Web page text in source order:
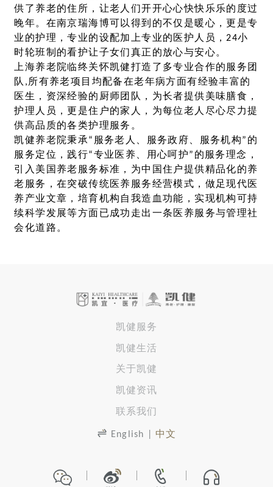
供了养老的住所，让老人们开开心心快快乐乐的度过
晚年。在南京瑞海博可以得到的不仅是暖心，更是专
业的护理，专业的设配加上专业的医护人员，24小
时轮班制的看护让子女们真正的放心与安心。
上海养老院临终关怀凯健打造了多专业合作的服务团
队,所有养老项目均配备在老年病方面有经验丰富的
医生，资深经验的厨师团队，为长者提供美味膳食，
护理人员，更是住户的家人，为每位老人尽心尽力提
供高品质的各类护理服务。
凯健养老院秉承“服务老人、服务政府、服务机构”的
服务定位，践行“专业医养、用心呵护”的服务理念，
引入美国养老服务标准，为中国住户提供精品化的养
老服务，在突破传统医养服务经营模式，做足现代医
养产业文章，培育机构自我造血功能，实现机构可持
续科学发展等方面已成功走出一条医养服务与管理社
会化道路。
凯健服务
凯健生活
关于凯健
凯健资讯
联系我们
English 中文